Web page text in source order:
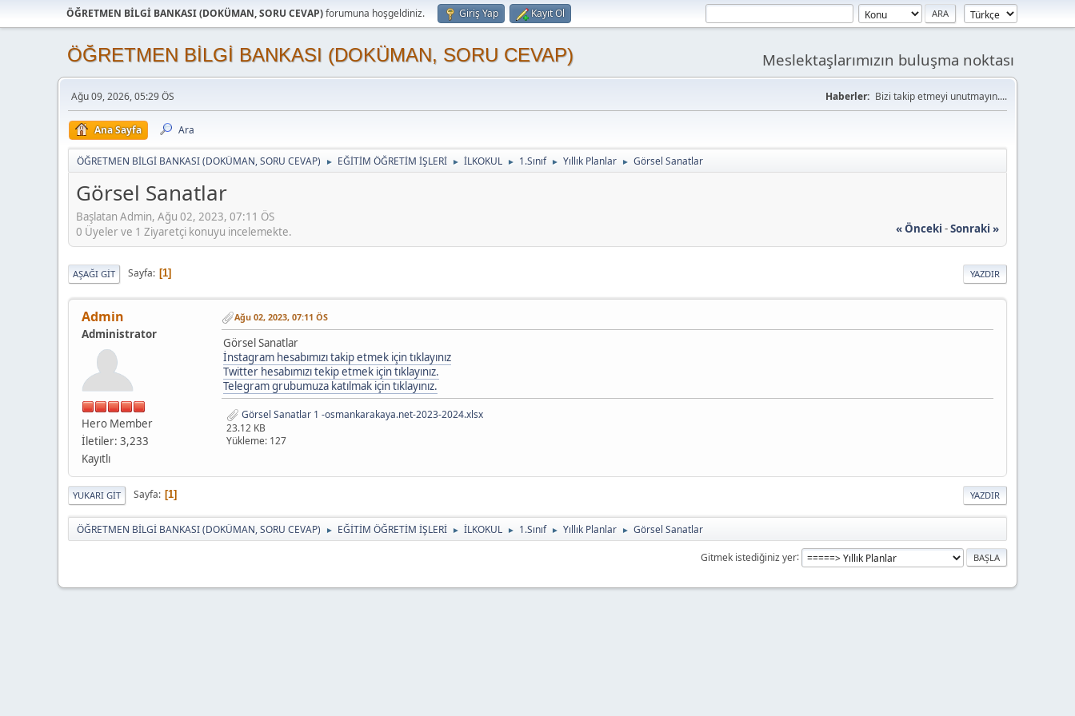
ÖĞRETMEN BİLGİ BANKASI (DOKÜMAN, SORU CEVAP)forumuna hoşgeldiniz. Giriş Yap Kayıt Ol
ÖĞRETMEN BİLGİ BANKASI (DOKÜMAN, SORU CEVAP) Meslektaşlarımızın buluşma noktası
Ağu 09, 2026, 05:29 ÖS Haberler: Bizi takip etmeyi unutmayın....
Ana Sayfa Ara
ÖĞRETMEN BİLGİ BANKASI (DOKÜMAN, SORU CEVAP) ► EĞİTİM ÖĞRETİM İŞLERİ ► İLKOKUL ► 1.Sınıf ► Yıllık Planlar ► Görsel Sanatlar
Görsel Sanatlar
Başlatan Admin, Ağu 02, 2023, 07:11 ÖS
« Önceki -Sonraki »
0 Üyeler ve 1 Ziyaretçi konuyu incelemekte.
YAZDIR
AŞAĞI GIT Sayfa 1
Admin
Administrator
Hero Member
İletiler: 3,233
Kayıtlı
Ağu 02, 2023, 07:11 ÖS
Görsel Sanatlar
İnstagram hesabımızı takip etmek için tıklayınız
Twitter hesabımızı tekip etmek için tıklayınız.
Telegram grubumuza katılmak için tıklayınız.
Görsel Sanatlar 1 -osmankarakaya.net-2023-2024.xlsx
23.12 KB
Yükleme: 127
YAZDIR
YUKARI GIT Sayfa 1
ÖĞRETMEN BİLGİ BANKASI (DOKÜMAN, SORU CEVAP) ► EĞİTİM ÖĞRETİM İŞLERİ ► İLKOKUL ► 1.Sınıf ► Yıllık Planlar ► Görsel Sanatlar
Gitmek istediğiniz yer